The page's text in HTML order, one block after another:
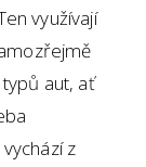
využívají
aut, ať
z